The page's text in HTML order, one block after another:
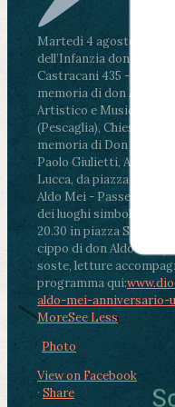
Martedì 4 agosto2026
dell’Infanzia don Aldo
Castracani 435 -
memoria di don Aldo
Artistico e Musicale
(Pescaglia), Chiesa
memoria di Don Aldo
Paolo Giulietti,
Lucca, da piazza San
Aldo Mei - Passeggiata
dei luoghi simbolo della
20.30 in piazza San
cippo di don Aldo Mei
soste, letture
programma qui:
aldo-mei-anniversario-
MoreSee Less
Photo
View on Facebook
· Share